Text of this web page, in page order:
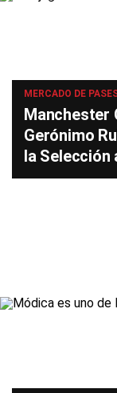
MERCADO DE
Manchester
Gerónimo
la Selección